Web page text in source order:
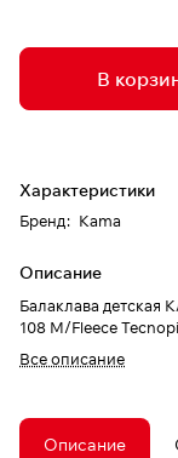
В
Характеристики
Бренд: Kama
Описание
Балаклава детская
108 M/Fleece
Все описание
Описание